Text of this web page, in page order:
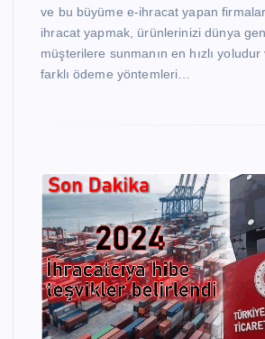
ve bu büyüme e-ihracat yapan
ihracat yapmak, ürünlerinizi dünya
müşterilere sunmanın en hızlı
farklı ödeme yöntemleri…